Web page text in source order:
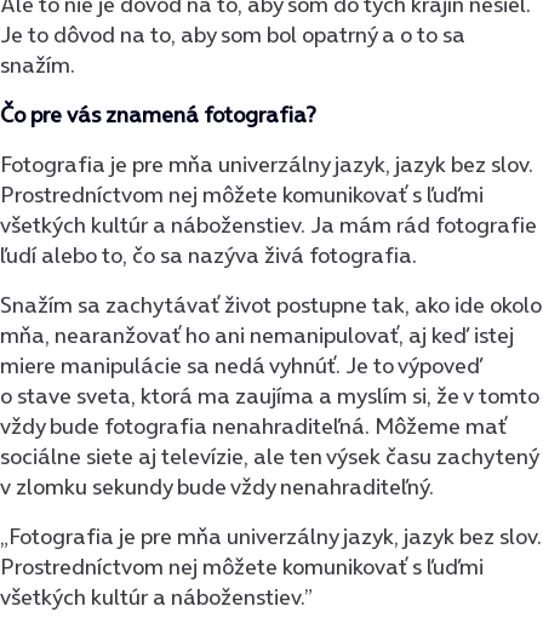
Je to dôvod na to, aby som bol opatrný a o to sa
snažím.
Čo pre vás znamená fotografia?
Fotografia je pre mňa univerzálny jazyk, jazyk bez slov.
Prostredníctvom nej môžete komunikovať s ľuďmi
všetkých kultúr a náboženstiev. Ja mám rád fotografie
ľudí alebo to, čo sa nazýva živá fotografia.
Snažím sa zachytávať život postupne tak, ako ide okolo
mňa, nearanžovať ho ani nemanipulovať, aj keď istej
miere manipulácie sa nedá vyhnúť. Je to výpoveď
o stave sveta, ktorá ma zaujíma a myslím si, že v tomto
vždy bude fotografia nenahraditeľná. Môžeme mať
sociálne siete aj televízie, ale ten výsek času zachytený
v zlomku sekundy bude vždy nenahraditeľný.
„Fotografia je pre mňa univerzálny jazyk, jazyk bez slov.
Prostredníctvom nej môžete komunikovať s ľuďmi
všetkých kultúr a náboženstiev.”